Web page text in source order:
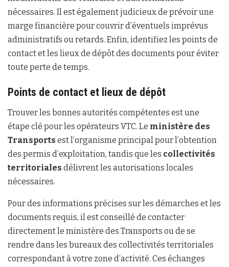
nécessaires. Il est également judicieux de prévoir une
marge financière pour couvrir d’éventuels imprévus
administratifs ou retards. Enfin, identifiez les points de
contact et les lieux de dépôt des documents pour éviter
toute perte de temps.
Points de contact et lieux de dépôt
Trouver les bonnes autorités compétentes est une
étape clé pour les opérateurs VTC. Le ministère des
Transports est l’organisme principal pour l’obtention
des permis d’exploitation, tandis que les collectivités
territoriales délivrent les autorisations locales
nécessaires.
Pour des informations précises sur les démarches et les
documents requis, il est conseillé de contacter
directement le ministère des Transports ou de se
rendre dans les bureaux des collectivités territoriales
correspondant à votre zone d’activité. Ces échanges